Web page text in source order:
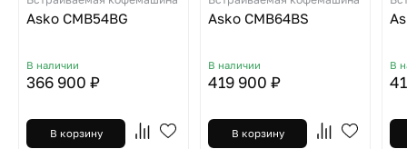
Asko CMB54BG
В наличии
366 900 ₽
В корзину
Asko CMB64BS
В наличии
419 900 ₽
В корзину
В